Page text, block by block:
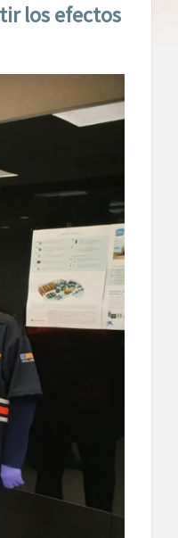
los efectos